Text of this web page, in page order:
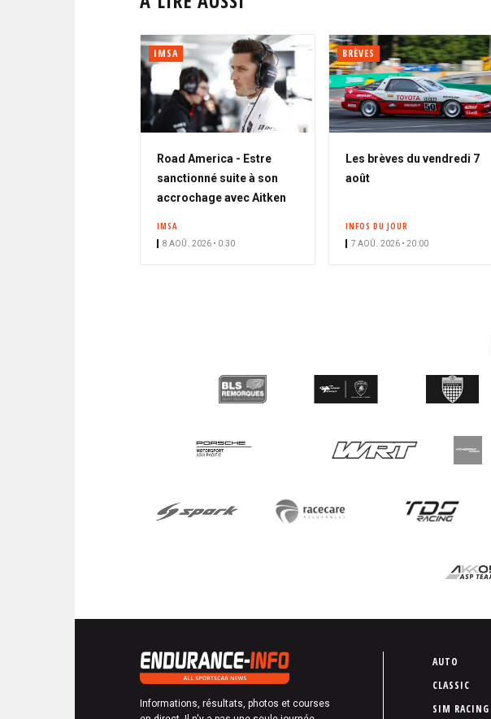
IMSA
Road America - Estre
sanctionné suite à son
accrochage avec Aitken
IMSA
8 AOÛ. 2026 • 0:30
BRÈVES
Les brèves du vendredi 7
août
INFOS DU JOUR
7 AOÛ. 2026 • 20:00
Informations, résultats, photos et courses
P
i
AUTO
CLASSIC
SIM RACING